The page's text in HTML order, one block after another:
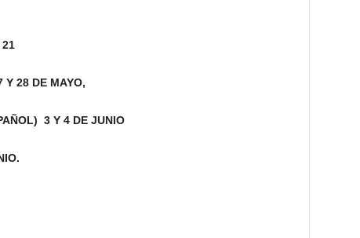
Y 28 DE MAYO,
) 3 Y 4 DE JUNIO